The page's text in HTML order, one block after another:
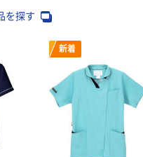
を探す
新着